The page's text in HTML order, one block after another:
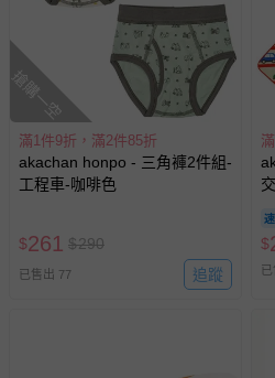
搶購一空
滿1件9折，滿2件85折
akachan honpo - 三角褲2件組-
工程車-咖啡色
$261 $290
已售出 77 追蹤
$